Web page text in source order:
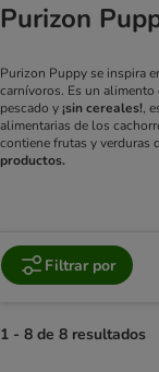
Purizon
Purizon Puppy se inspira
carnívoros. Es un
pescado y ¡sin cereales!,
alimentarias de los
contiene frutas y verduras
productos.
Filtrar por
1 - 8 de 8 resultados